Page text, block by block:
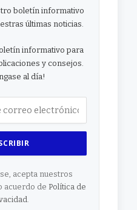
boletín informativo
últimas noticias.
informativo para
y consejos.
al día!
acepta nuestros
acuerdo de Política de
.